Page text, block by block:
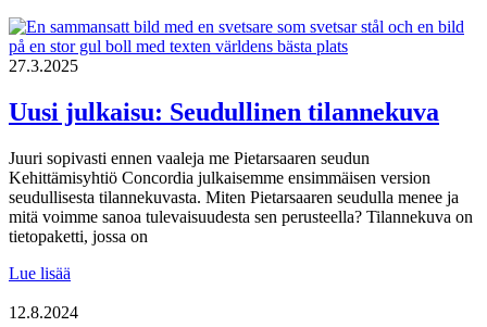
27.3.2025
Uusi julkaisu: Seudullinen tilannekuva
Juuri sopivasti ennen vaaleja me Pietarsaaren seudun
Kehittämisyhtiö Concordia julkaisemme ensimmäisen version
seudullisesta tilannekuvasta. Miten Pietarsaaren seudulla menee ja
mitä voimme sanoa tulevaisuudesta sen perusteella? Tilannekuva on
tietopaketti, jossa on
Lue lisää
Seudullinen
12.8.2024